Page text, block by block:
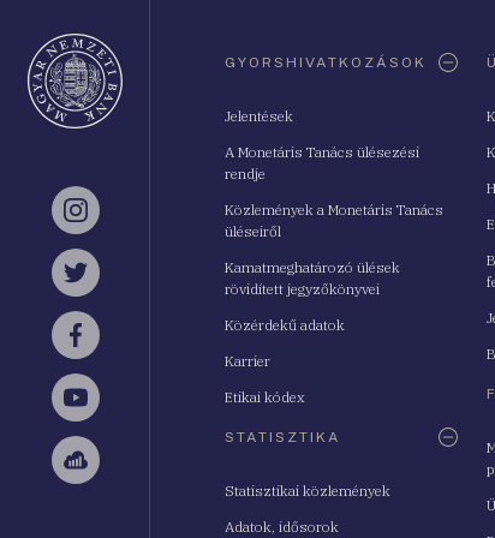
Instagram
Twitter
Facebook
YouTube
Sellsy
GYORSHIVATKOZÁSOK
Jelentések
A Monetáris Tanács ülésezési
rendje
Közlemények a Monetáris Tanács
üléseiről
Kamatmeghatározó ülések
rövidített jegyzőkönyvei
Közérdekű adatok
Karrier
Etikai kódex
STATISZTIKA
Statisztikai közlemények
Adatok, idősorok